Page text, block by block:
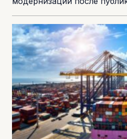
реформирующих сферу
установок в зданиях с